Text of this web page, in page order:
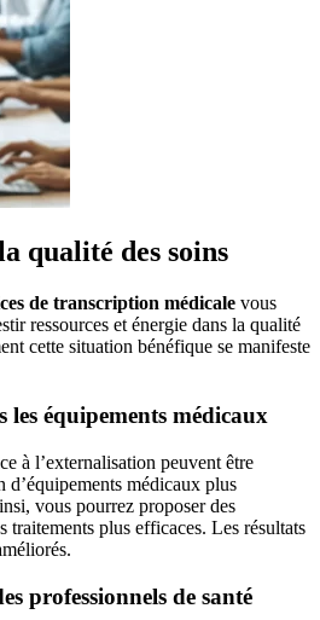
qualité des soins
de transcription médicale vous
ressources et énergie dans la qualité
cette situation bénéfique se manifeste
les équipements médicaux
à l’externalisation peuvent être
d’équipements médicaux plus
vous pourrez proposer des
traitements plus efficaces. Les résultats
professionnels de santé